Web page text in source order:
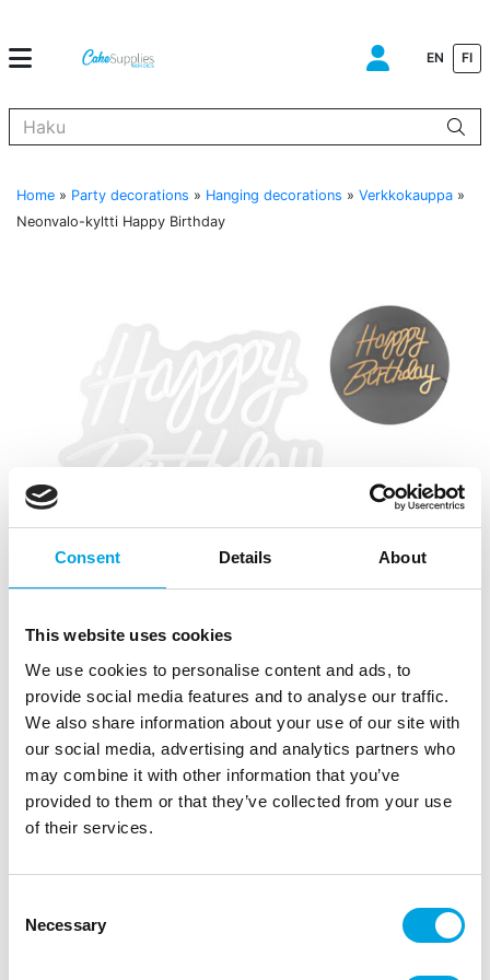
Consent Details About
This website uses cookies
We use cookies to personalise content and ads, to
provide social media features and to analyse our traffic.
We also share information about your use of our site with
our social media, advertising and analytics partners who
may combine it with other information that you’ve
provided to them or that they’ve collected from your use
of their services.
Selection
Necessary
EN FI
Home » Party decorations » Hanging decorations » Verkkokauppa »
Neonvalo-kyltti Happy Birthday
Neonvalo-kyltti Happy Birthday
Tuotetunnus (SKU): NEON4 | PARTYDECO |
EAN: 5904555067844 | Pakkauskoko: 3 | Myyntiyksikkö: 3
Upea neon-valokyltti viimeistelee juhlapaikan
somistuksen!
Upea Happy Birthday neonvalokyltti viimeistelee